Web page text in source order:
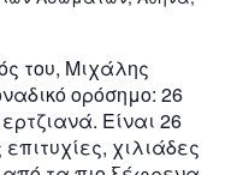
του, Μιχάλης
ορόσημο: 26
Είναι 26
χιλιάδες